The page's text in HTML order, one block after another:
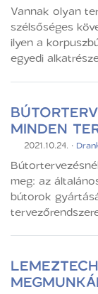
Vannak olyan
szélsőséges
ilyen a
egyedi
MINDEN
2021.10.24. ·
meg: az
bútorok